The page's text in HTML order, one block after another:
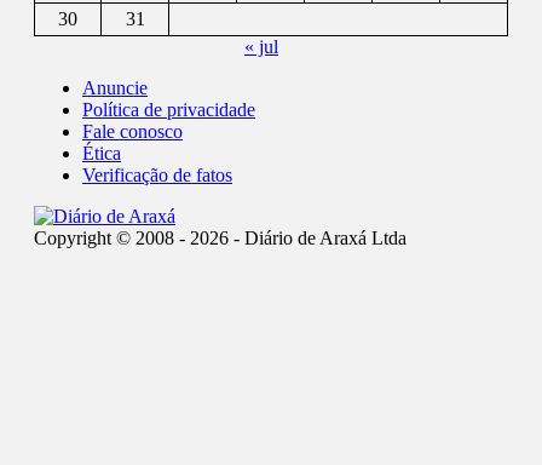
30
31
« jul
Anuncie
Política de privacidade
Fale conosco
Ética
Verificação de fatos
Copyright © 2008 - 2026 - Diário de Araxá Ltda